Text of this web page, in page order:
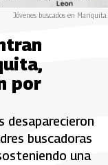
Jóvenes buscados en Mariquita.
por
desaparecieron
buscadoras
una